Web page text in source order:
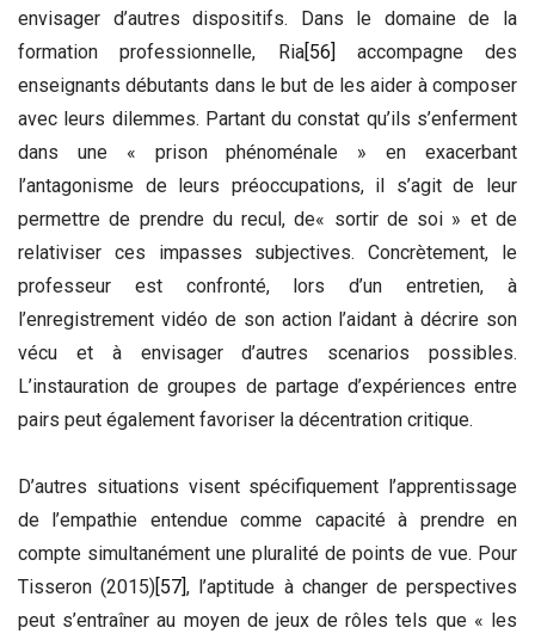
envisager d’autres dispositifs. Dans le domaine de la
formation professionnelle, Ria[56]
accompagne des
enseignants débutants dans le but de les aider à composer
avec leurs dilemmes. Partant du constat qu’ils s’enferment
dans une « prison phénoménale » en exacerbant
l’antagonisme de leurs préoccupations, il s’agit de leur
permettre de prendre du recul, de« sortir de soi » et de
relativiser ces impasses subjectives. Concrètement, le
professeur est confronté, lors d’un entretien, à
l’enregistrement vidéo de son action l’aidant à décrire son
vécu et à envisager d’autres scenarios possibles.
L’instauration de groupes de partage d’expériences entre
pairs peut également favoriser la décentration critique.
D’autres situations visent spécifiquement l’apprentissage
de l’empathie entendue comme capacité à prendre en
compte simultanément une pluralité de points de vue. Pour
Tisseron (2015)[57], l’aptitude à changer de perspectives
peut s’entraîner au moyen de jeux de rôles tels que « les